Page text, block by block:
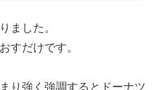
ました。
すだけです。
り強く強調するとドーナツ